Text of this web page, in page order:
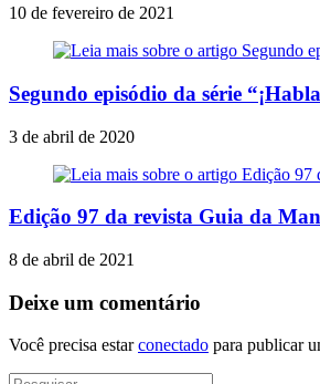
10 de fevereiro de 2021
Segundo episódio da série
3 de abril de 2020
Edição 97 da revista Guia da
8 de abril de 2021
Deixe um comentário
Você precisa estarconectado para publicar